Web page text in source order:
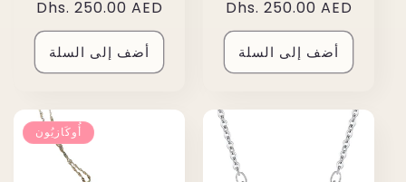
عادي
البيعDhs. 250.00 AED
أضف إلى السلة
عادي
البيعDhs. 250.00 AED
أضف إلى السلة
أُوكَازيُون